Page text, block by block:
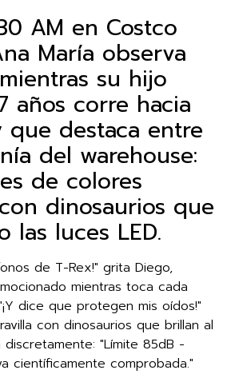
AM en Costco
María observa
su hijo
años corre hacia
que destaca entre
del warehouse:
de colores
dinosaurios que
las luces LED.
de T-Rex!" grita Diego,
mientras toca cada
dice que protegen mis oídos!"
con dinosaurios que brillan al
"Límite 85dB -
científicamente comprobada."